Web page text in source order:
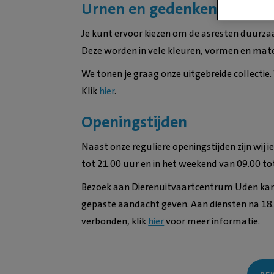
Urnen en gedenken
Je kunt ervoor kiezen om de asresten
Deze worden in vele kleuren, vormen en
We tonen je graag onze uitgebreide
Klikhier.
Openingstijden
Naast onze reguliere openingstijden zijn wij
tot 21.00 uur en in het weekend van 09.00
Bezoek aan Dierenuitvaartcentrum Uden
gepaste aandacht geven. Aan diensten na
verbonden, klikhiervoor meer informatie.